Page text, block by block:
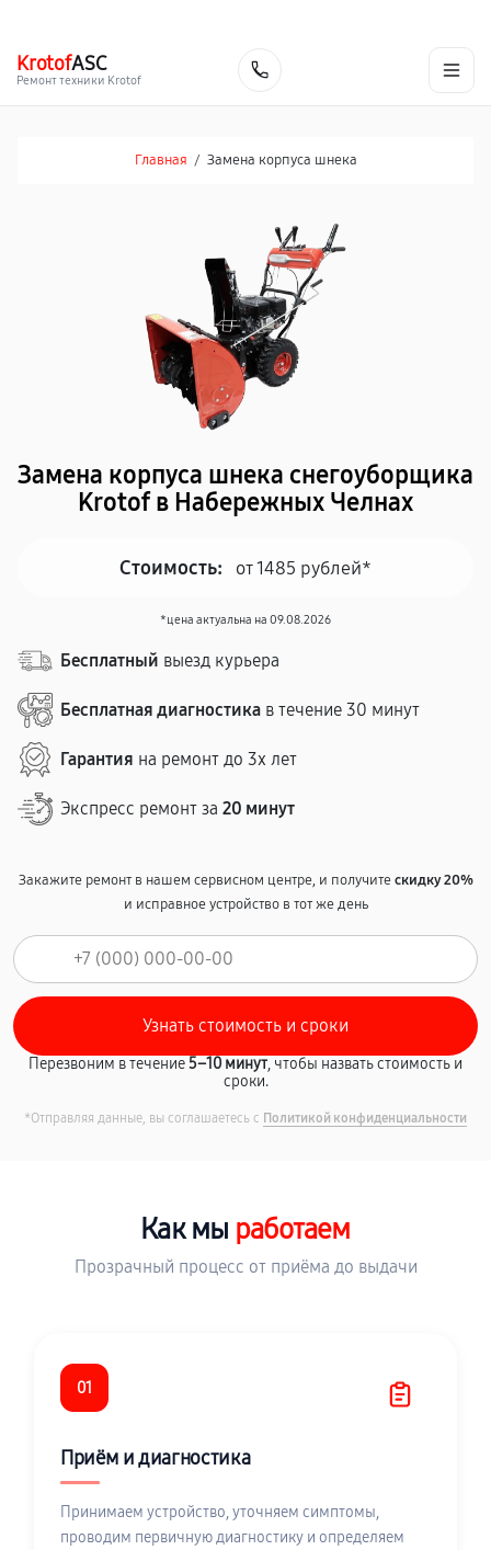
KrotofASC
Ремонт техники Krotof
Главная / Замена корпуса шнека
Замена корпуса шнека снегоуборщика
Krotof в Набережных Челнах
Стоимость: от 1485 рублей*
*цена актуальна на 09.08.2026
Бесплатный выезд курьера
Бесплатная диагностика в течение 30 минут
Гарантия на ремонт до 3х лет
Экспресс ремонт за 20 минут
Закажите ремонт в нашем сервисном центре, и получитескидку 20%
и исправное устройство в тот же день
Перезвоним в течение5–10 минут, чтобы назвать стоимость и
сроки.
*Отправляя данные, вы соглашаетесь с Политикой конфиденциальности
Как мы работаем
Прозрачный процесс от приёма до выдачи
01
Приём и диагностика
Принимаем устройство, уточняем симптомы,
проводим первичную диагностику и определяем